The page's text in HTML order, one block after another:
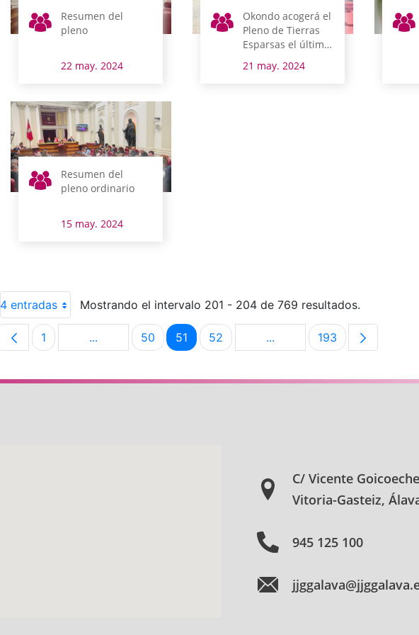
Resumen del
pleno
22 may. 2024
Okondo acogerá el
Pleno de Tierras
Esparsas el último
21 may. 2024
Resumen del
pleno ordinario
15 may. 2024
4 entradas Mostrando el intervalo 201 - 204 de 769 resultados.
Página
1 ...Páginas intermedias Use TAB para desplazarse.
Página
50 Página
51 Página
52 ...Páginas intermedias Use
Página
193
C/ Vicente
Vitoria-Gasteiz,
945 125 100